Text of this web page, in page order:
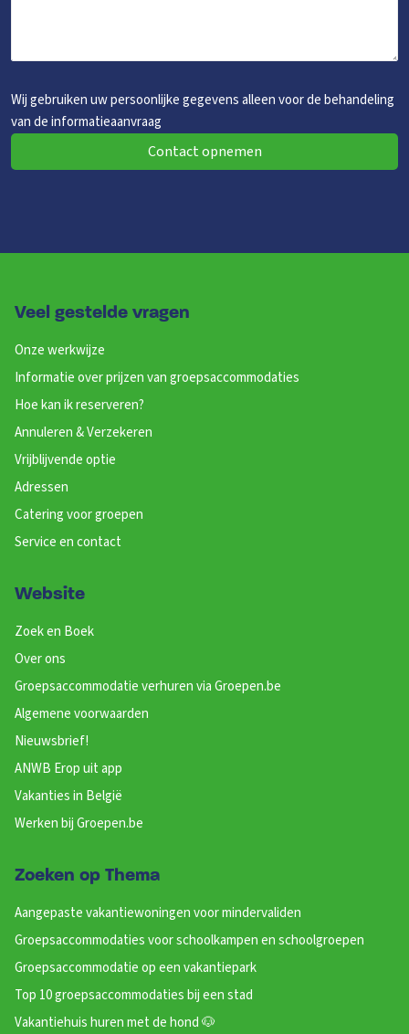
Wij gebruiken uw persoonlijke gegevens alleen voor de behandeling
van de informatieaanvraag
Contact opnemen
Veel gestelde vragen
Onze werkwijze
Informatie over prijzen van groepsaccommodaties
Hoe kan ik reserveren?
Annuleren & Verzekeren
Vrijblijvende optie
Adressen
Catering voor groepen
Service en contact
Website
Zoek en Boek
Over ons
Groepsaccommodatie verhuren via Groepen.be
Algemene voorwaarden
Nieuwsbrief!
ANWB Erop uit app
Vakanties in België
Werken bij Groepen.be
Zoeken op Thema
Aangepaste vakantiewoningen voor mindervaliden
Groepsaccommodaties voor schoolkampen en schoolgroepen
Groepsaccommodatie op een vakantiepark
Top 10 groepsaccommodaties bij een stad
Vakantiehuis huren met de hond 🐶